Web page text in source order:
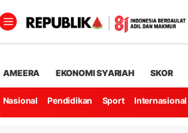
AMEERA EKONOMI SYARIAH SKOR
Nasional Pendidikan Sport Internasional